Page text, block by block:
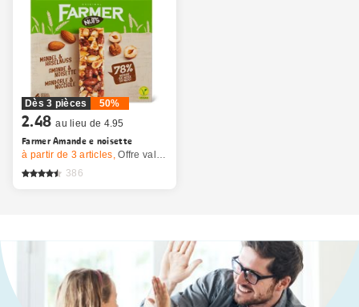
Dès 3 pièces 50%
2.48 au lieu de 4.95
Farmer Amande e noisette
à partir de 3articles,Offre valable du 6.8 au 9.8.2026, jusqu’à épuisement du stock.
386